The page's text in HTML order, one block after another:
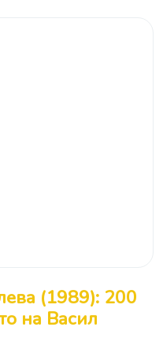
(1989): 200
на Васил